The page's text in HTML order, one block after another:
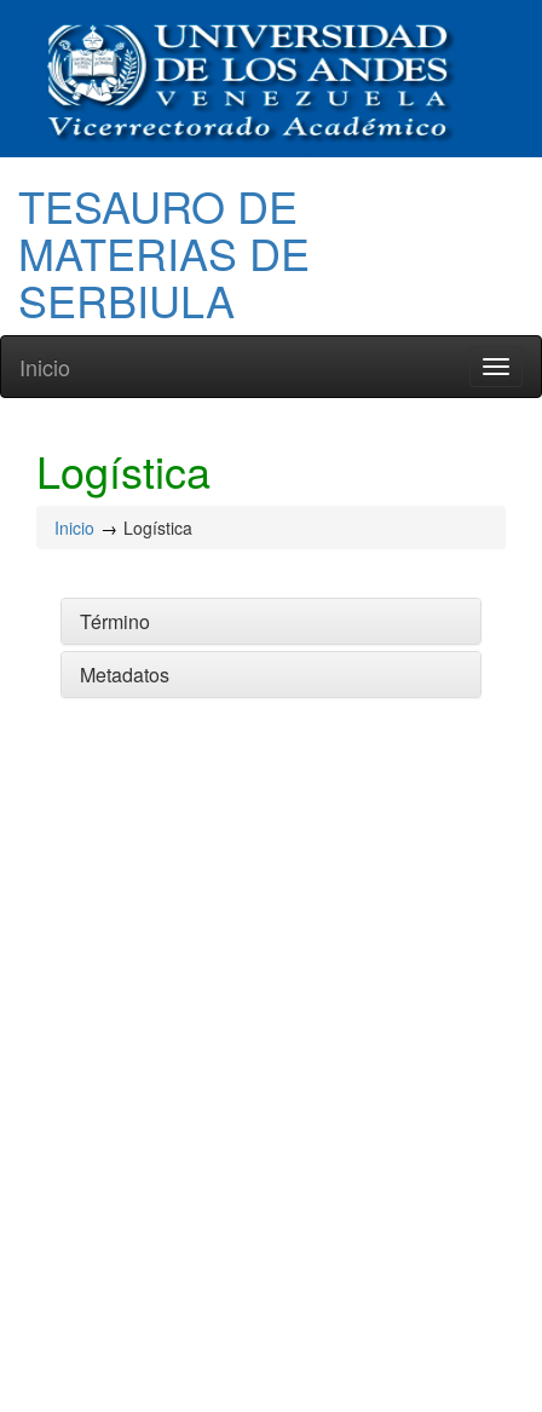
TESAURO DE
MATERIAS DE
SERBIULA
Inicio
Logística
Inicio Logística
Término
Metadatos